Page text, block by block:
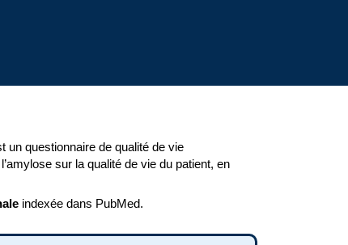
questionnaire de qualité de vie
sur la qualité de vie du patient, en
indexée dans PubMed.